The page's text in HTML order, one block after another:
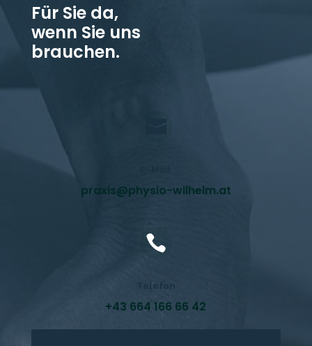
Für Sie da,
wenn Sie uns
brauchen.
praxis@physio-wilhelm.at

Telefon
+43 664 166 66 42